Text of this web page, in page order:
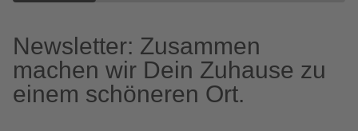
Newsletter: Zusammen
machen wir Dein Zuhause zu
einem schöneren Ort.